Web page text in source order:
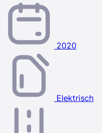
2020
Elektrisch